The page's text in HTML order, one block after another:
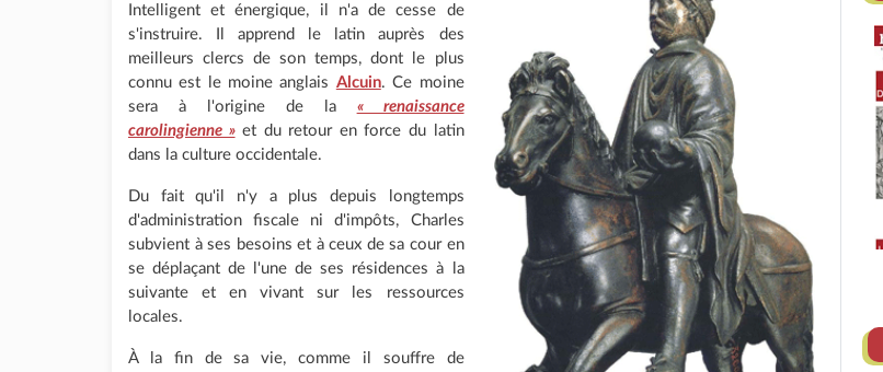
Intelligent et énergique, il n'a de cesse de
s'instruire. Il apprend le latin auprès des
meilleurs clercs de son temps, dont le plus
connu est le moine anglais Alcuin. Ce moine
sera à l'origine de la « renaissance
carolingienne »et du retour en force du latin
dans la culture occidentale.
Du fait qu'il n'y a plus depuis longtemps
d'administration fiscale ni d'impôts, Charles
subvient à ses besoins et à ceux de sa cour en
se déplaçant de l'une de ses résidences à la
suivante et en vivant sur les ressources
locales.
À la fin de sa vie, comme il souffre de